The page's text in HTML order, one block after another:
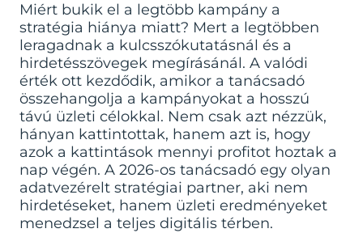
Miért bukik el a legtöbb kampány a
stratégia hiánya miatt? Mert a legtöbben
leragadnak a kulcsszókutatásnál és a
hirdetésszövegek megírásánál. A valódi
érték ott kezdődik, amikor a tanácsadó
összehangolja a kampányokat a hosszú
távú üzleti célokkal. Nem csak azt nézzük,
hányan kattintottak, hanem azt is, hogy
azok a kattintások mennyi profitot hoztak a
nap végén. A 2026-os tanácsadó egy olyan
adatvezérelt stratégiai partner, aki nem
hirdetéseket, hanem üzleti eredményeket
menedzsel a teljes digitális térben.